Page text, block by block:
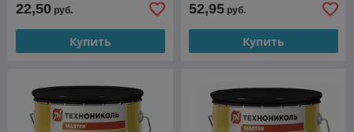
22,50 руб.
Купить
52,95 руб.
Купить